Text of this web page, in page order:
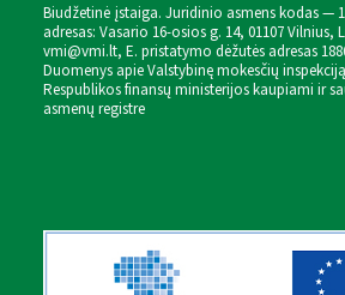
Biudžetinė įstaiga. Juridinio asmens kodas —
adresas: Vasario 16-osios g. 14, 01107 Vilnius,
vmi@vmi.lt, E. pristatymo dėžutės adresas
Duomenys apie Valstybinę mokesčių
Respublikos finansų ministerijos kaupiami ir
asmenų registre